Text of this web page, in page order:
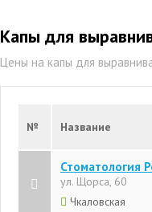
Капы для
Цены на капы для
№ Название
Стоматология
ул. Щорса, 60
Чкаловская